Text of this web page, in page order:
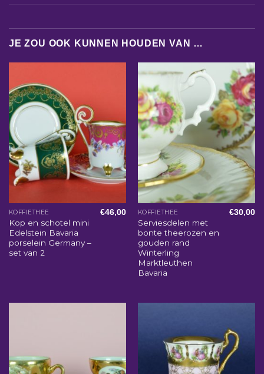
JE ZOU OOK KUNNEN HOUDEN VAN …
KOFFIETHEE
Kop en schotel mini
Edelstein Bavaria
porselein Germany –
set van 2
€46,00 KOFFIETHEE
Serviesdelen met
bonte theerozen en
gouden rand
Winterling
Marktleuthen
Bavaria
€30,00